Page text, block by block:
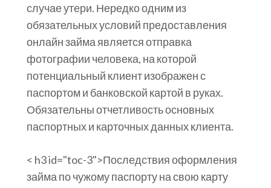
случае утери. Нередко одним из
обязательных условий предоставления
онлайн займа является отправка
фотографии человека, на которой
потенциальный клиент изображен с
паспортом и банковской картой в руках.
Обязательны отчетливость основных
паспортных и карточных данных клиента.
< h3 id="toc-3">Последствия оформления
займа по чужому паспорту на свою карту